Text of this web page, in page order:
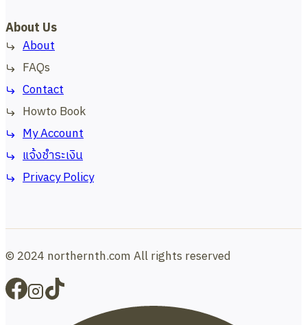
About Us
About
FAQs
Contact
Howto Book
My Account
แจ้งชำระเงิน
Privacy Policy
© 2024 northernth.com All rights reserved